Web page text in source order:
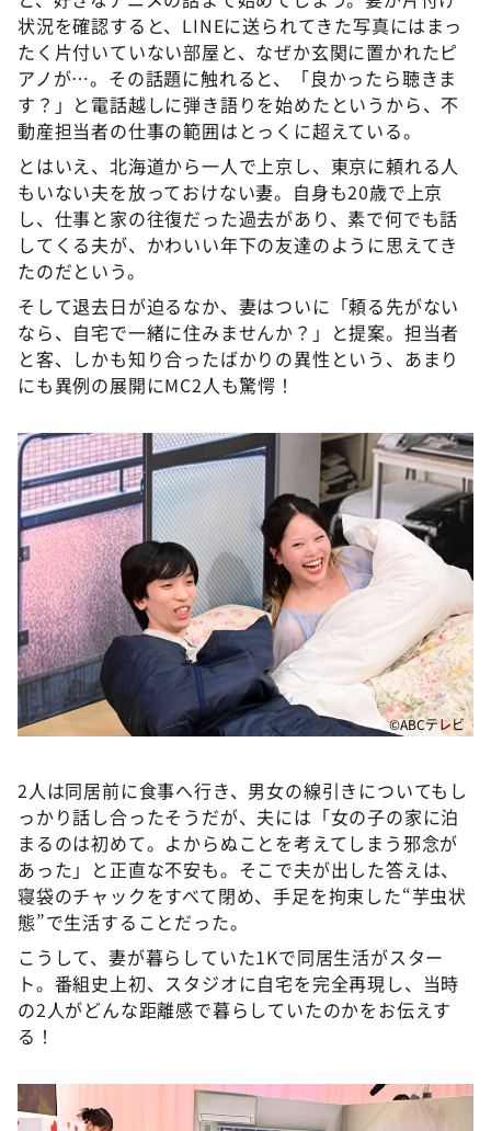
状況を確認すると、LINEに送られてきた写真にはまっ
たく片付いていない部屋と、なぜか玄関に置かれたピ
アノが…。その話題に触れると、「良かったら聴きま
す？」と電話越しに弾き語りを始めたというから、不
動産担当者の仕事の範囲はとっくに超えている。
とはいえ、北海道から一人で上京し、東京に頼れる人
もいない夫を放っておけない妻。自身も20歳で上京
し、仕事と家の往復だった過去があり、素で何でも話
してくる夫が、かわいい年下の友達のように思えてき
たのだという。
そして退去日が迫るなか、妻はついに「頼る先がない
なら、自宅で一緒に住みませんか？」と提案。担当者
と客、しかも知り合ったばかりの異性という、あまり
にも異例の展開にMC2人も驚愕！
©ABCテレビ
2人は同居前に食事へ行き、男女の線引きについてもし
っかり話し合ったそうだが、夫には「女の子の家に泊
まるのは初めて。よからぬことを考えてしまう邪念が
あった」と正直な不安も。そこで夫が出した答えは、
寝袋のチャックをすべて閉め、手足を拘束した“芋虫状
態”で生活することだった。
こうして、妻が暮らしていた1Kで同居生活がスター
ト。番組史上初、スタジオに自宅を完全再現し、当時
の2人がどんな距離感で暮らしていたのかをお伝えす
る！